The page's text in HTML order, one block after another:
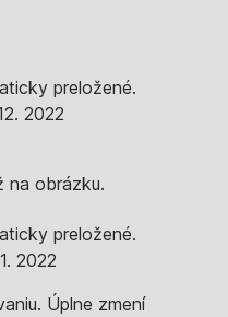
preložené.
2022
na obrázku.
preložené.
2022
Úplne zmení